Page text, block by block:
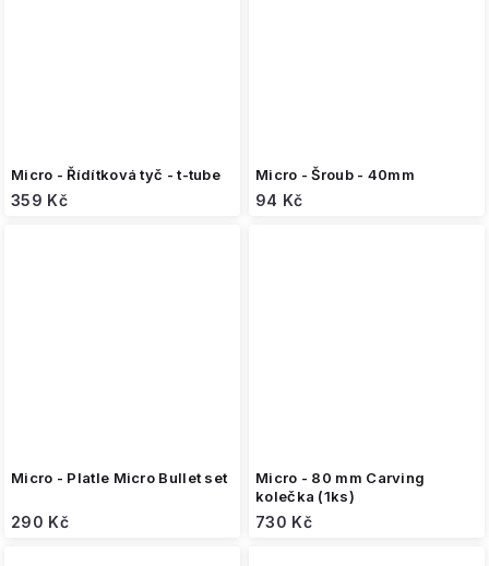
Micro - Řídítková tyč - t-tube
359 Kč
Micro - Šroub - 40mm
94 Kč
Micro - Platle Micro Bullet set
290 Kč
Micro - 80 mm Carving
kolečka (1ks)
730 Kč